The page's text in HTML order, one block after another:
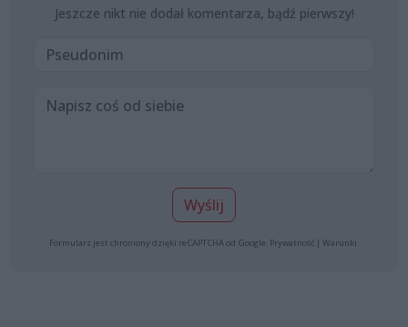
Jeszcze nikt nie dodał komentarza, bądź pierwszy!
Wyślij
Formularz jest chroniony dzięki reCAPTCHA od Google: Prywatność | Warunki